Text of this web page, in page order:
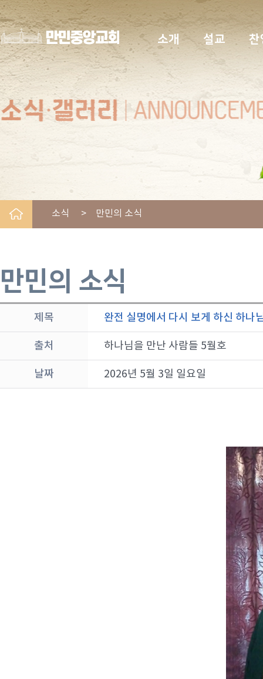
소개 설교 찬
소식 > 만민의 소식
만민의 소식
제목 완전 실명에서 다시 보게 하신 하나
출처 하나님을 만난 사람들 5월호
날짜 2026년 5월 3일 일요일